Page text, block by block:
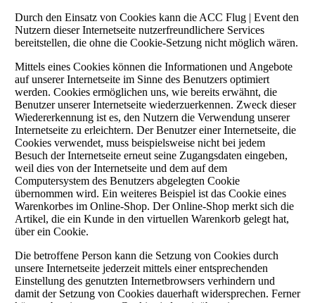
Durch den Einsatz von Cookies kann die ACC Flug | Event den
Nutzern dieser Internetseite nutzerfreundlichere Services
bereitstellen, die ohne die Cookie-Setzung nicht möglich wären.
Mittels eines Cookies können die Informationen und Angebote
auf unserer Internetseite im Sinne des Benutzers optimiert
werden. Cookies ermöglichen uns, wie bereits erwähnt, die
Benutzer unserer Internetseite wiederzuerkennen. Zweck dieser
Wiedererkennung ist es, den Nutzern die Verwendung unserer
Internetseite zu erleichtern. Der Benutzer einer Internetseite, die
Cookies verwendet, muss beispielsweise nicht bei jedem
Besuch der Internetseite erneut seine Zugangsdaten eingeben,
weil dies von der Internetseite und dem auf dem
Computersystem des Benutzers abgelegten Cookie
übernommen wird. Ein weiteres Beispiel ist das Cookie eines
Warenkorbes im Online-Shop. Der Online-Shop merkt sich die
Artikel, die ein Kunde in den virtuellen Warenkorb gelegt hat,
über ein Cookie.
Die betroffene Person kann die Setzung von Cookies durch
unsere Internetseite jederzeit mittels einer entsprechenden
Einstellung des genutzten Internetbrowsers verhindern und
damit der Setzung von Cookies dauerhaft widersprechen. Ferner